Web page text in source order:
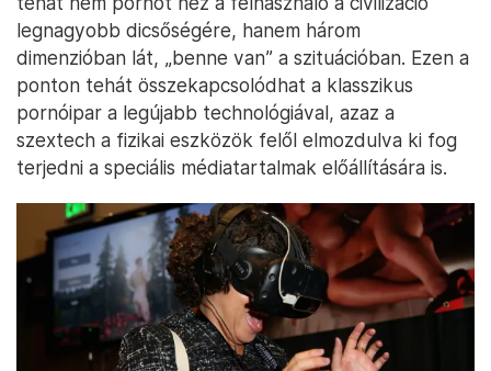
legnagyobb dicsőségére, hanem három
dimenzióban lát, „benne van” a szituációban. Ezen a
ponton tehát összekapcsolódhat a klasszikus
pornóipar a legújabb technológiával, azaz a
szextech a fizikai eszközök felől elmozdulva ki fog
terjedni a speciális médiatartalmak előállítására is.